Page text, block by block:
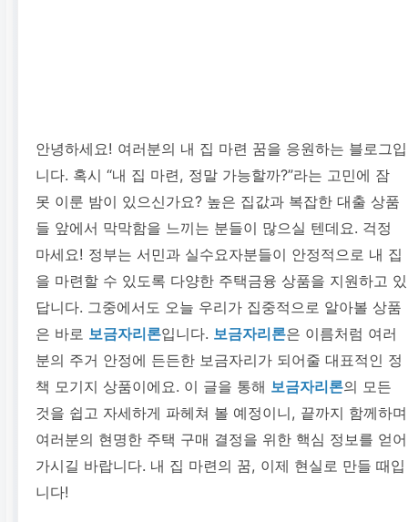
안녕하세요! 여러분의 내 집 마련 꿈을 응원하는 블로그입
니다. 혹시 “내 집 마련, 정말 가능할까?”라는 고민에 잠
못 이룬 밤이 있으신가요? 높은 집값과 복잡한 대출 상품
들 앞에서 막막함을 느끼는 분들이 많으실 텐데요. 걱정
마세요! 정부는 서민과 실수요자분들이 안정적으로 내 집
을 마련할 수 있도록 다양한 주택금융 상품을 지원하고 있
답니다. 그중에서도 오늘 우리가 집중적으로 알아볼 상품
은 바로 보금자리론입니다. 보금자리론은 이름처럼 여러
분의 주거 안정에 든든한 보금자리가 되어줄 대표적인 정
책 모기지 상품이에요. 이 글을 통해 보금자리론의 모든
것을 쉽고 자세하게 파헤쳐 볼 예정이니, 끝까지 함께하며
여러분의 현명한 주택 구매 결정을 위한 핵심 정보를 얻어
가시길 바랍니다. 내 집 마련의 꿈, 이제 현실로 만들 때입
니다!